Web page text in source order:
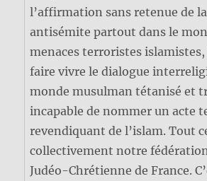
l’affirmation sans retenue de
antisémite partout dans le
menaces terroristes
faire vivre le dialogue
monde musulman tétanisé et
incapable de nommer un acte
revendiquant de l’islam. Tout
collectivement notre
Judéo-Chrétienne de France.